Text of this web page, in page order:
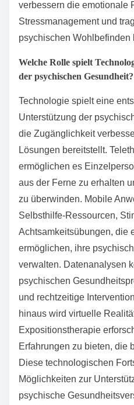
Innovative Strategien zur
gemeinschaftsbasierte
Diese Ansätze verbessern
fördern das ganzheitliche
Gemeinschaftsinitiativen
verringern Stigmatisierung
Plattformen bieten flexible,
und machen psychische
erreichbarer.
verbessern die emotionale
Stressmanagement und
psychischen Wohlbefinden
Welche Rolle spielt
Technologie spielt eine
Unterstützung der
die Zugänglichkeit
Lösungen bereitstellt.
ermöglichen es
aus der Ferne zu erhalten